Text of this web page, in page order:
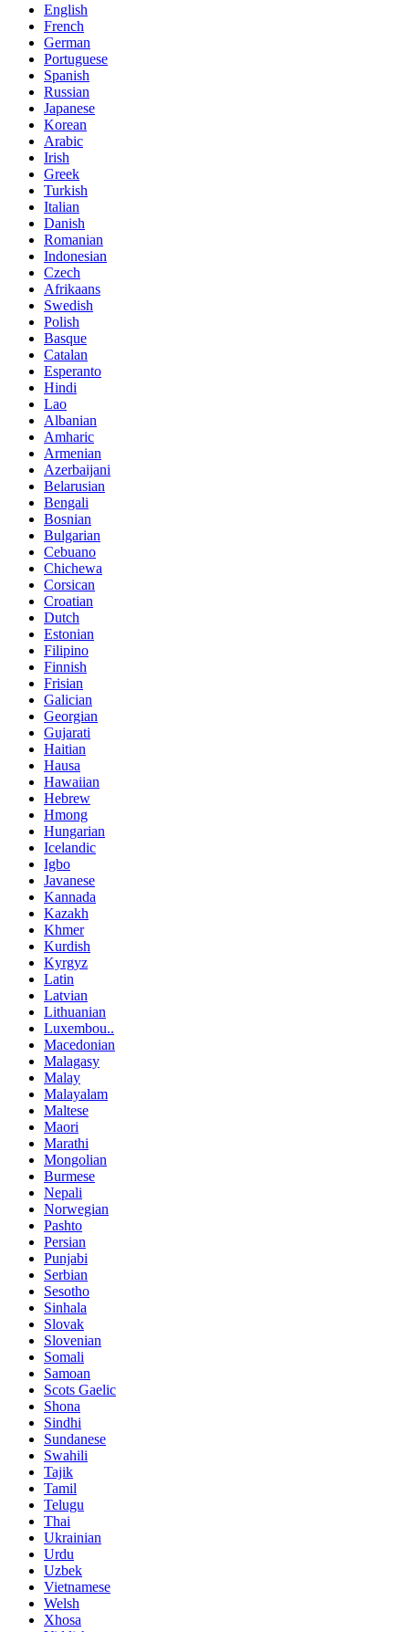
English
French
German
Portuguese
Spanish
Russian
Japanese
Korean
Arabic
Irish
Greek
Turkish
Italian
Danish
Romanian
Indonesian
Czech
Afrikaans
Swedish
Polish
Basque
Catalan
Esperanto
Hindi
Lao
Albanian
Amharic
Armenian
Azerbaijani
Belarusian
Bengali
Bosnian
Bulgarian
Cebuano
Chichewa
Corsican
Croatian
Dutch
Estonian
Filipino
Finnish
Frisian
Galician
Georgian
Gujarati
Haitian
Hausa
Hawaiian
Hebrew
Hmong
Hungarian
Icelandic
Igbo
Javanese
Kannada
Kazakh
Khmer
Kurdish
Kyrgyz
Latin
Latvian
Lithuanian
Luxembou..
Macedonian
Malagasy
Malay
Malayalam
Maltese
Maori
Marathi
Mongolian
Burmese
Nepali
Norwegian
Pashto
Persian
Punjabi
Serbian
Sesotho
Sinhala
Slovak
Slovenian
Somali
Samoan
Scots Gaelic
Shona
Sindhi
Sundanese
Swahili
Tajik
Tamil
Telugu
Thai
Ukrainian
Urdu
Uzbek
Vietnamese
Welsh
Xhosa